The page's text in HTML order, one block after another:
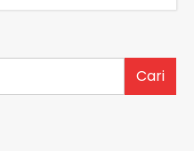
Cari